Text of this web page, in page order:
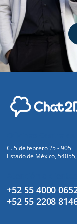
C. 5 de febrero 25 - 905
Estado de México,
+52 55 4000
+52 55 2208